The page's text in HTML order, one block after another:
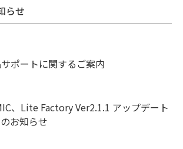
らせ
ポートに関するご案内
、Lite Factory Ver2.1.1 アップデート
お知らせ